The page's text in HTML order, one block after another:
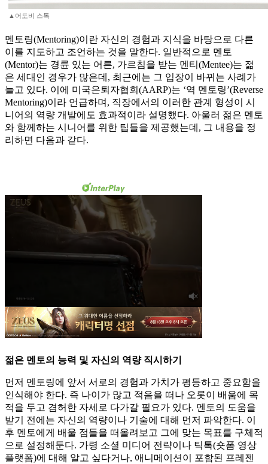
▲어도비 스톡
멘토링(Mentoring)이란 자신의 경험과 지식을 바탕으로 다른
이를 지도하고 조언하는 것을 말한다. 일반적으로 멘토
(Mentor)는 경륜 있는 어른, 가르침을 받는 멘티(Mentee)는 젊
은 세대인 경우가 많은데, 최근에는 그 입장이 바뀌는 사례가
늘고 있다. 이에 미국은퇴자협회(AARP)는 ‘역 멘토링’(Reverse
Mentoring)이라 언급하며, 직장에서의 이러한 관계 형성이 시
니어의 역량 개발에도 효과적이라 설명했다. 아울러 젊은 멘토
와 함께하는 시니어를 위한 팁들을 제공했는데, 그 내용을 정
리하면 다음과 같다.
젊은 멘토의 능력 및 자신의 역량 직시하기
먼저 멘토링에 앞서 서로의 경험과 가치가 평등하고 중요함을
인식해야 한다. 즉 나이가 많고 적음을 떠나 오롯이 배움에 목
적을 두고 겸허한 자세로 다가갈 필요가 있다. 멘토의 도움을
받기 전에는 자신의 역량이나 기술에 대해 먼저 파악한다. 이
후 멘토에게 배울 점들을 떠올려보고 그에 맞는 목표를 구체적
으로 설정해둔다. 가령 소셜 미디어 전략이나 틱톡(숏폼 영상
플랫폼)에 대해 알고 싶다거나, 애니메이션이 포함된 프레젠